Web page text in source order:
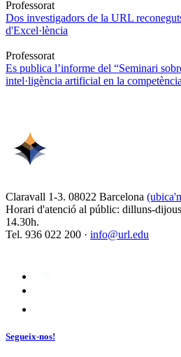
Professorat
Dos investigadors de la URL
d'Excel·lència
Professorat
Es publica l’informe del “Seminari
intel·ligència artificial en la
Claravall 1-3. 08022 Barcelona
Horari d'atenció al públic: dilluns-
14.30h.
Tel. 936 022 200 · info@url.edu
Segueix-nos!